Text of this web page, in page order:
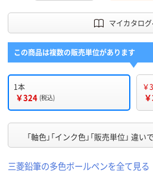
マイカタロ
この商品は複数の販売単位があります
1本
￥324 (税込)
￥
「軸色」「インク色」「販売単位」 違い
三菱鉛筆の多色ボールペンを全て見る